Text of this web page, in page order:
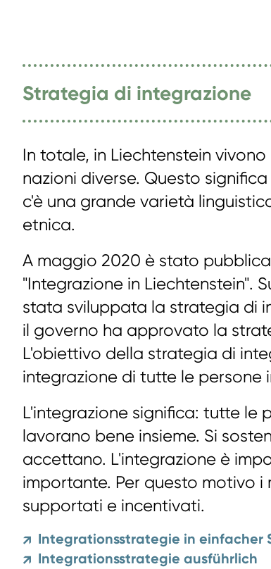
Strategia di integrazione
In totale, in Liechtenstein
nazioni diverse. Questo
c'è una grande varietà
etnica.
A maggio 2020 è stato
"Integrazione in Liechtenstein".
stata sviluppata la strategia di
il governo ha approvato la
L'obiettivo della strategia di
integrazione di tutte le persone
L'integrazione significa: tutte le
lavorano bene insieme. Si
accettano. L'integrazione è
importante. Per questo motivo i
supportati e incentivati.
↗ Integrationsstrategie in einfacher
↗ Integrationsstrategie ausführlich